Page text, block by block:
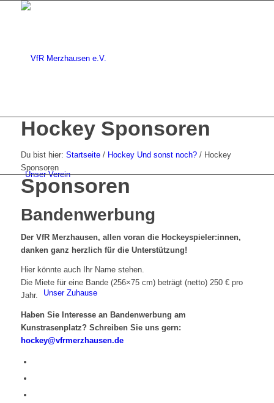
Unser Verein
Unser Zuhause
Hockey Sponsoren
Du bist hier: Startseite / Hockey Und sonst noch? / Hockey
Sponsoren
Sponsoren
Bandenwerbung
Der VfR Merzhausen, allen voran die Hockeyspieler:innen,
danken ganz herzlich für die Unterstützung!
Hier könnte auch Ihr Name stehen.
Die Miete für eine Bande (256×75 cm) beträgt (netto) 250 € pro
Jahr.
Haben Sie Interesse an Bandenwerbung am
Kunstrasenplatz? Schreiben Sie uns gern:
hockey@vfrmerzhausen.de